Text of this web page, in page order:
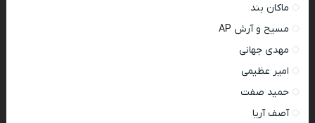
ماکان بند
مسیح و آرش AP
مهدی جهانی
امیر عظیمی
حمید صفت
آصف آریا